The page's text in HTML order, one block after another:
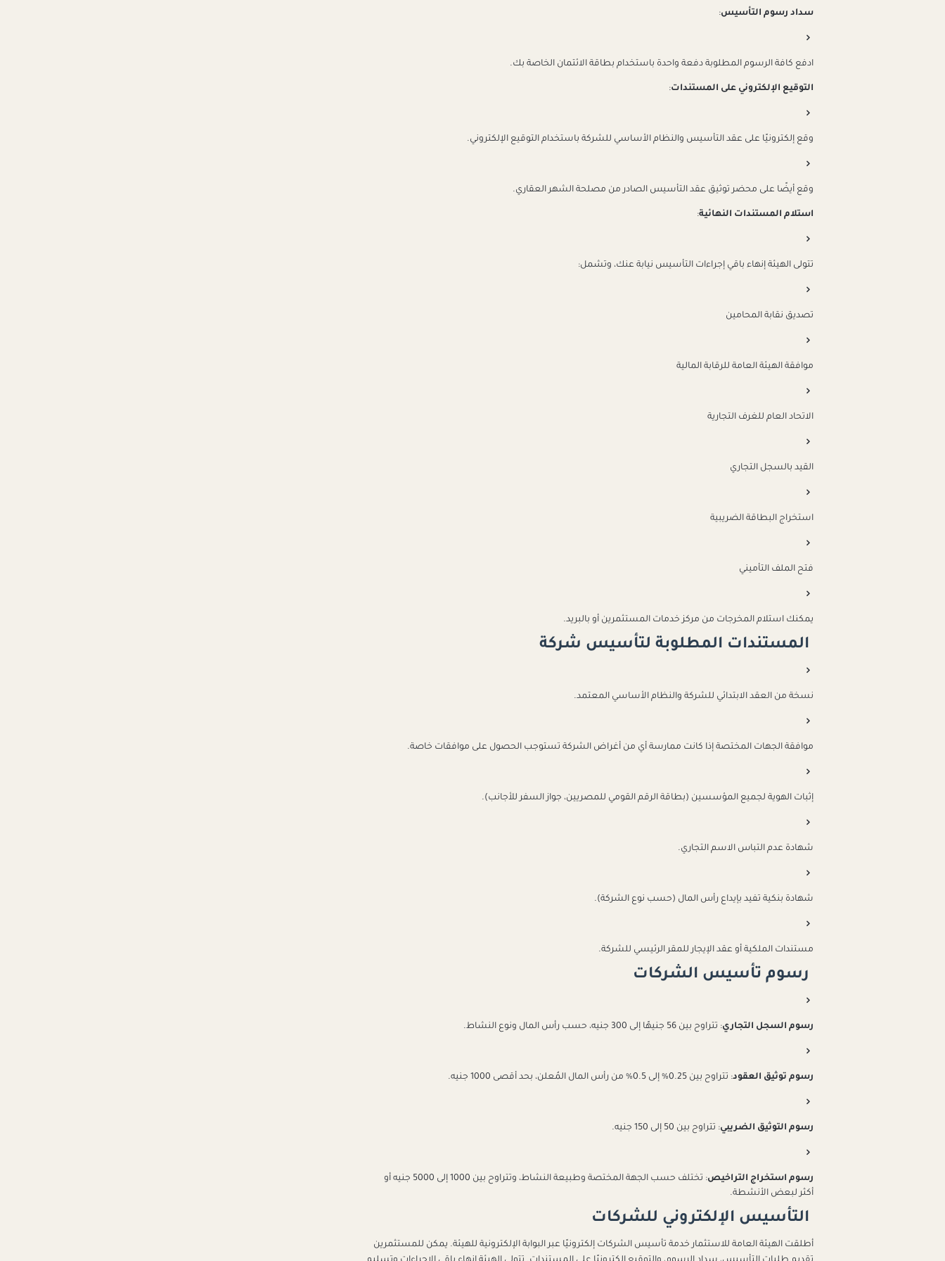
سداد رسوم التأسيس:
ادفع كافة الرسوم المطلوبة دفعة واحدة باستخدام بطاقة الائتمان الخاصة بك.
التوقيع الإلكتروني على المستندات:
وقع إلكترونيًا على عقد التأسيس والنظام الأساسي للشركة باستخدام التوقيع الإلكتروني.
وقع أيضًا على محضر توثيق عقد التأسيس الصادر من مصلحة الشهر العقاري.
استلام المستندات النهائية:
تتولى الهيئة إنهاء باقي إجراءات التأسيس نيابة عنك، وتشمل:
تصديق نقابة المحامين
موافقة الهيئة العامة للرقابة المالية
الاتحاد العام للغرف التجارية
القيد بالسجل التجاري
استخراج البطاقة الضريبية
فتح الملف التأميني
يمكنك استلام المخرجات من مركز خدمات المستثمرين أو بالبريد.
المستندات المطلوبة لتأسيس شركة
نسخة من العقد الابتدائي للشركة والنظام الأساسي المعتمد.
موافقة الجهات المختصة إذا كانت ممارسة أي من أغراض الشركة تستوجب الحصول على موافقات خاصة.
إثبات الهوية لجميع المؤسسين (بطاقة الرقم القومي للمصريين، جواز السفر للأجانب).
شهادة عدم التباس الاسم التجاري.
شهادة بنكية تفيد بإيداع رأس المال (حسب نوع الشركة).
مستندات الملكية أو عقد الإيجار للمقر الرئيسي للشركة.
رسوم تأسيس الشركات
رسوم السجل التجاري: تتراوح بين 56 جنيهًا إلى 300 جنيه، حسب رأس المال ونوع النشاط.
رسوم توثيق العقود: تتراوح بين 0.25% إلى 0.5% من رأس المال المُعلن، بحد أقصى 1000 جنيه.
رسوم التوثيق الضريبي: تتراوح بين 50 إلى 150 جنيه.
رسوم استخراج التراخيص:
تختلف حسب الجهة المختصة وطبيعة النشاط، وتتراوح بين 1000 إلى 5000 جنيه أو
أكثر لبعض الأنشطة.
التأسيس الإلكتروني للشركات
أطلقت الهيئة العامة للاستثمار خدمة تأسيس الشركات إلكترونيًا عبر البوابة الإلكترونية للهيئة. يمكن للمستثمرين